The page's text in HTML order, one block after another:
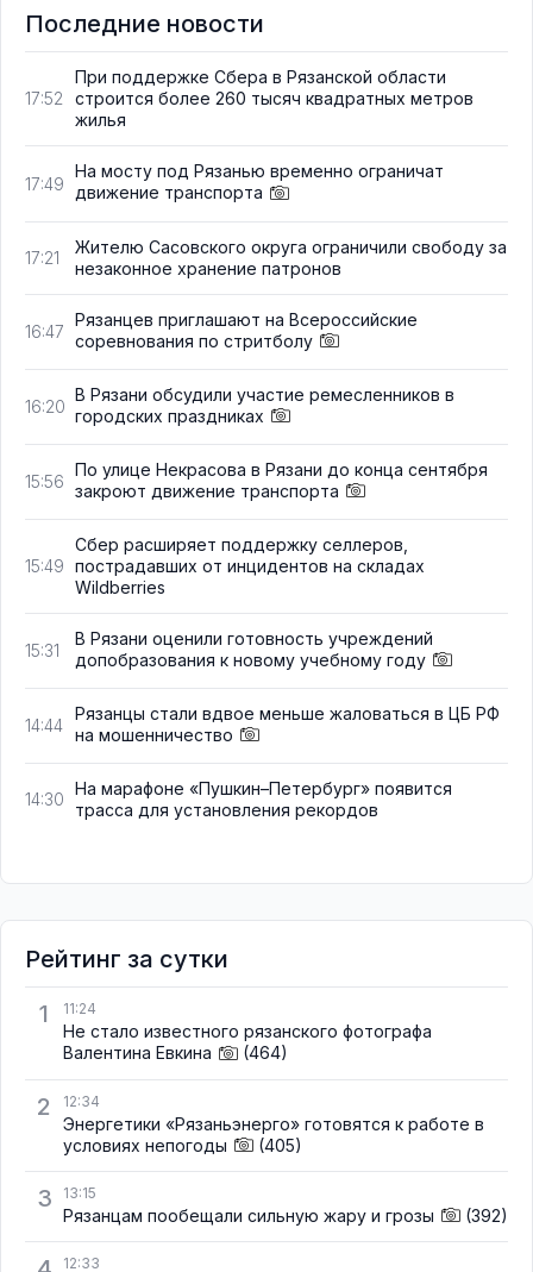
Последние новости
17:52
При поддержке Сбера в Рязанской области
строится более 260 тысяч квадратных метров
жилья
17:49
На мосту под Рязанью временно ограничат
движение транспорта
17:21
Жителю Сасовского округа ограничили свободу за
незаконное хранение патронов
16:47
Рязанцев приглашают на Всероссийские
соревнования по стритболу
16:20
В Рязани обсудили участие ремесленников в
городских праздниках
15:56
По улице Некрасова в Рязани до конца сентября
закроют движение транспорта
15:49
Сбер расширяет поддержку селлеров,
пострадавших от инцидентов на складах
Wildberries
15:31
В Рязани оценили готовность учреждений
допобразования к новому учебному году
14:44
Рязанцы стали вдвое меньше жаловаться в ЦБ РФ
на мошенничество
14:30
На марафоне «Пушкин–Петербург» появится
трасса для установления рекордов
Рейтинг за сутки
1
11:24
Не стало известного рязанского фотографа
Валентина Евкина
(464)
2 12:34
Энергетики «Рязаньэнерго» готовятся к работе в
условиях непогоды
(405)
3 13:15
Рязанцам пообещали сильную жару и грозы (392)
12:33